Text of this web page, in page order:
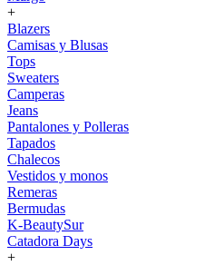
+
Blazers
Camisas y Blusas
Tops
Sweaters
Camperas
Jeans
Pantalones y Polleras
Tapados
Chalecos
Vestidos y monos
Remeras
Bermudas
K-BeautySur
Catadora Days
+